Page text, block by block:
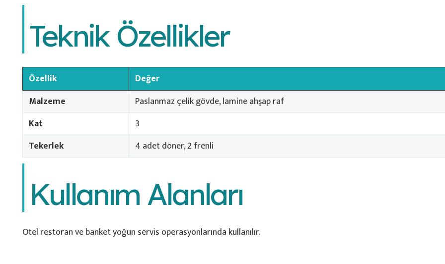
Teknik Özellikler
Özellik
Değer
Malzeme
Paslanmaz çelik gövde, lamine ahşap raf
Kat
3
Tekerlek
4 adet döner, 2 frenli
Kullanım Alanları
Otel restoran ve banket yoğun servis operasyonlarında kullanılır.